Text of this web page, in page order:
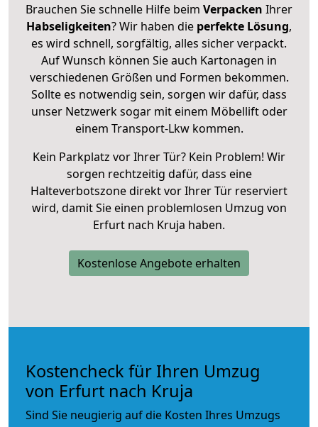
Brauchen Sie schnelle Hilfe beim Verpacken Ihrer
Habseligkeiten? Wir haben die perfekte Lösung,
es wird schnell, sorgfältig, alles sicher verpackt.
Auf Wunsch können Sie auch Kartonagen in
verschiedenen Größen und Formen bekommen.
Sollte es notwendig sein, sorgen wir dafür, dass
unser Netzwerk sogar mit einem Möbellift oder
einem Transport-Lkw kommen.
Kein Parkplatz vor Ihrer Tür? Kein Problem! Wir
sorgen rechtzeitig dafür, dass eine
Halteverbotszone direkt vor Ihrer Tür reserviert
wird, damit Sie einen problemlosen Umzug von
Erfurt nach Kruja haben.
Kostenlose Angebote erhalten
Kostencheck für Ihren Umzug
von Erfurt nach Kruja
Sind Sie neugierig auf die Kosten Ihres Umzugs